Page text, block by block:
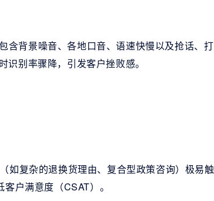
含背景噪音、各地口音、语速快慢以及抢话、打
别率骤降，引发客户挫败感。
如复杂的退换货理由、复合型政策咨询）极易触
户满意度（CSAT）。